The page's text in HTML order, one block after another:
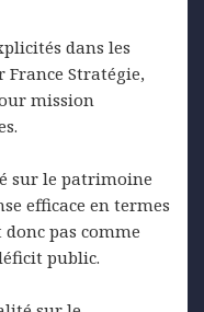
dans les
France Stratégie,
mission
sur le patrimoine
efficace en termes
pas comme
public.